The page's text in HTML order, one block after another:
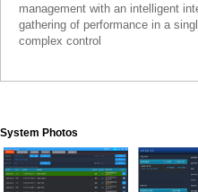
management with an intelligent
gathering of performance in a
complex control
System Photos